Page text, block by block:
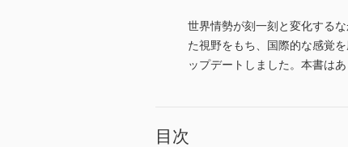
世界情勢が刻一刻と変化する
た視野をもち、国際的な感覚
ップデートしました。本書は
目次